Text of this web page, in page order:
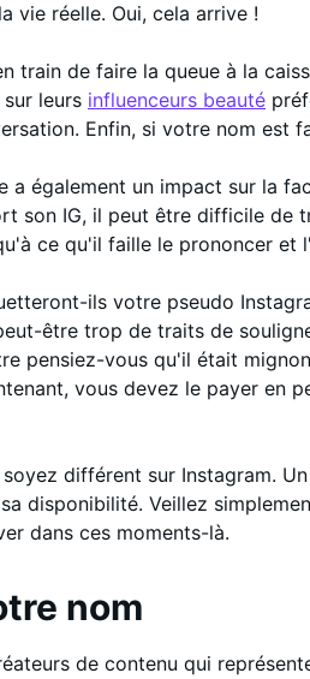
vie réelle. Oui, cela arrive !
train de faire la queue à la
leurs influenceurs beauté
Enfin, si votre nom est
a également un impact sur la
son IG, il peut être difficile de
ce qu'il faille le prononcer et
ils votre pseudo
être trop de traits de
pensiez-vous qu'il était
vous devez le payer en
différent sur Instagram.
disponibilité. Veillez
dans ces moments-là.
nom
de contenu qui